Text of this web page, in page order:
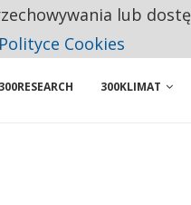
ZAKUPY
300RESEARCH 300KLIMAT
lub
Polityce Cookies